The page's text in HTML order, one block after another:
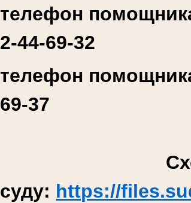
телефон
2-44-69-32
телефон
69-37
суду: https://